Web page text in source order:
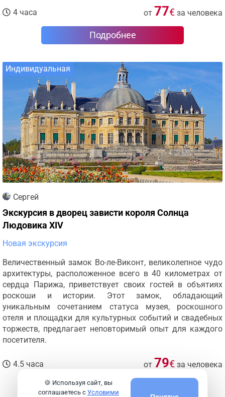
4 часа от 77€ за человека
Подробнее
Индивидуальная
Сергей
Экскурсия в дворец зависти короля Солнца
Людовика XIV
Новая экскурсия
Величественный замок Во-ле-Виконт, великолепное чудо
архитектуры, расположенное всего в 40 километрах от
сердца Парижа, приветствует своих гостей в объятиях
роскоши и истории. Этот замок, обладающий
уникальным сочетанием статуса музея, роскошного
отеля и площадки для культурных событий и свадебных
торжеств, предлагает неповторимый опыт для каждого
посетителя.
4.5 часа от 79€ за человека
Подробнее
🍪 Используя сайт, вы
соглашаетесь с Условими